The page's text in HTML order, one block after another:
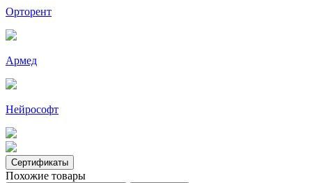
Орторент
Армед
Нейрософт
Сертификаты
Похожие товары